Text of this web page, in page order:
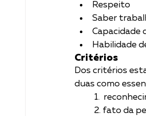
Respeito
Saber
Capacidade
Habilidade
Critérios
Dos critérios
duas como
1.
2. fato da